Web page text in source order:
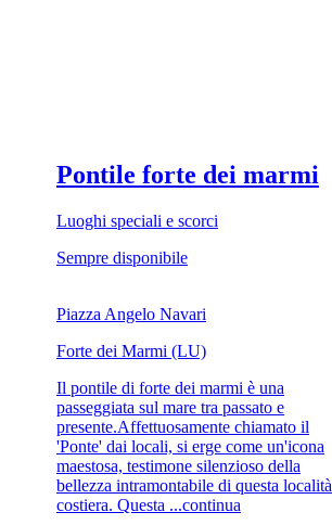
Pontile forte dei marmi
Luoghi speciali e scorci
Sempre disponibile
Piazza Angelo Navari
Forte dei Marmi (LU)
Il pontile di forte dei marmi è una
passeggiata sul mare tra passato e
presente.Affettuosamente chiamato il
'Ponte' dai locali, si erge come un'icona
maestosa, testimone silenzioso della
bellezza intramontabile di questa località
costiera. Questa ...continua